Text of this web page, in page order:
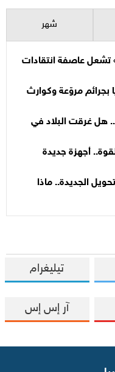
شهر
تشعل عاصفة انتقادات
بجرائم مروّعة وكوارث
هل غرقت البلاد في
أجهزة جديدة
الجديدة.. ماذا
تيليغرام
آر إس إس